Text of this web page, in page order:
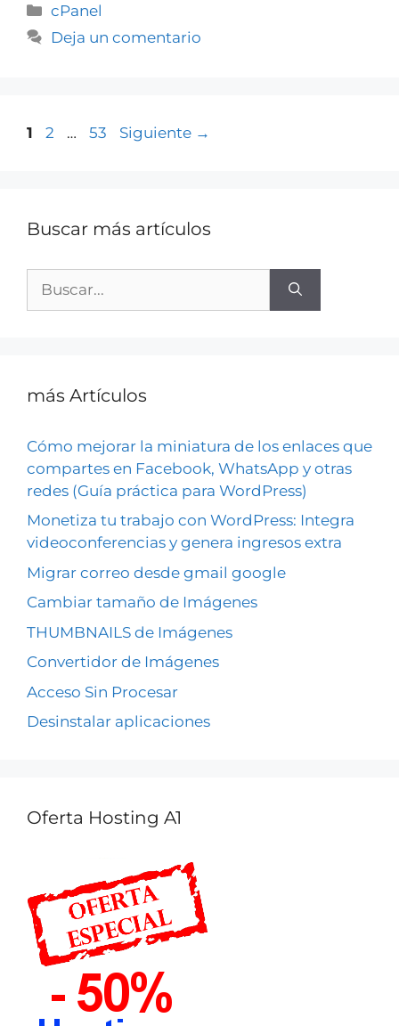
cPanel
Deja un comentario
1 2 … 53 Siguiente →
Buscar más artículos
más Artículos
Cómo mejorar la miniatura de los enlaces que
compartes en Facebook, WhatsApp y otras
redes (Guía práctica para WordPress)
Monetiza tu trabajo con WordPress: Integra
videoconferencias y genera ingresos extra
Migrar correo desde gmail google
Cambiar tamaño de Imágenes
THUMBNAILS de Imágenes
Convertidor de Imágenes
Acceso Sin Procesar
Desinstalar aplicaciones
Oferta Hosting A1